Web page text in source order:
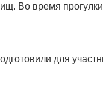
Во время
для